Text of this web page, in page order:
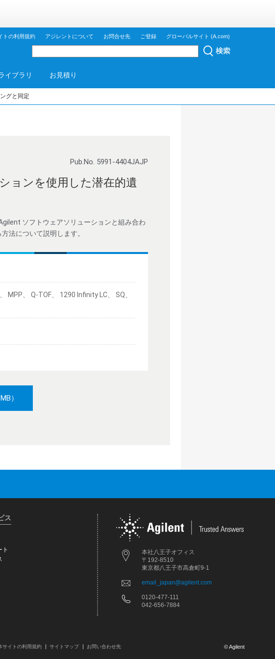
トの利用規約 アジレントについて お問合せ先 ご登録 グローバルサイト (A.com)
イブラリ お見積り
グと同定
Pub.No. 5991-4404JAJP
ョンを使用した潜在的遺
ソフトウェアソリューションと組み合わ
法について説明します。
、 Q-TOF、 1290 Infinity LC、 SQ、
）
本社八王子オフィス
〒192-8510
東京都八王子市高倉町9-1
email_japan@agilent.com
0120-477-111
042-656-7884
ス
ト
サイトの利用規約 サイトマップ お問い合わせ先 © Agilent